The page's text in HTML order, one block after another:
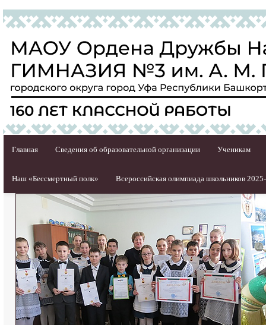
Главная Сведения об образовательной организации Ученикам
Наш «Бессмертный полк» Всероссийская олимпиада школьников